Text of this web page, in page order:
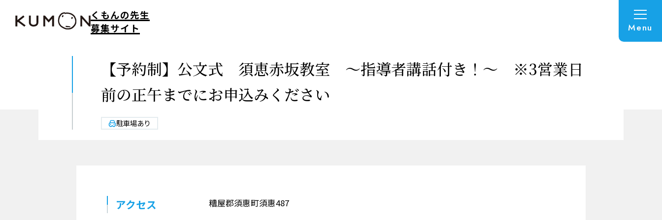
くもんの先生
募集サイト
Menu
【予約制】公文式 須恵赤坂教室 ～指導者講話付き！～ ※3営業日
前の正午までにお申込みください
駐車場あり
アクセス 糟屋郡須惠町須惠487